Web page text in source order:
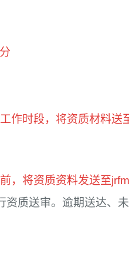
作时段，将资质材料送
将资质资料发送至
质送审。逾期送达、